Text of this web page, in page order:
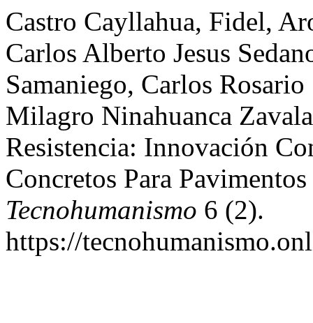
Castro Cayllahua, Fidel,
Carlos Alberto Jesus
Samaniego, Carlos
Milagro Ninahuanca
Resistencia: Innovación
Concretos Para
Tecnohumanismo 6 (2).
https://